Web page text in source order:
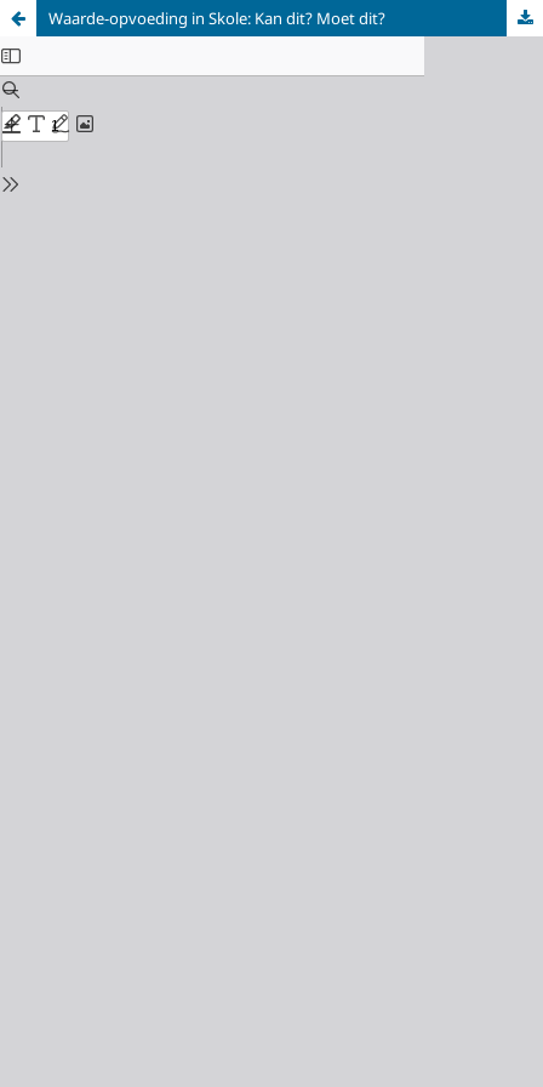
Waarde-opvoeding in Skole: Kan dit? Moet dit?